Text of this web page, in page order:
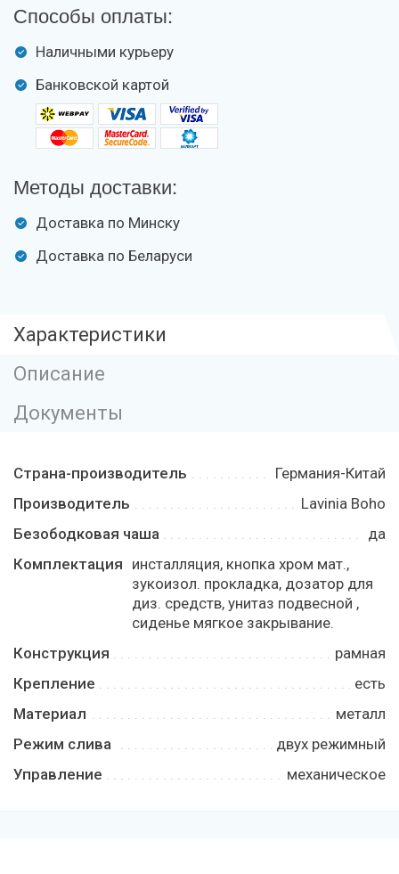
Способы оплаты:
Наличными курьеру
Банковской картой
Методы доставки:
Доставка по Минску
Доставка по Беларуси
Характеристики
Описание
Документы
Страна-производитель
Германия-Китай
Производитель
Lavinia Boho
Безободковая чаша
да
Комплектация инсталляция, кнопка хром мат.,
зукоизол. прокладка, дозатор для
диз. средств, унитаз подвесной ,
сиденье мягкое закрывание.
Конструкция
рамная
Крепление
есть
Материал
металл
Режим слива
двух режимный
Управление
механическое